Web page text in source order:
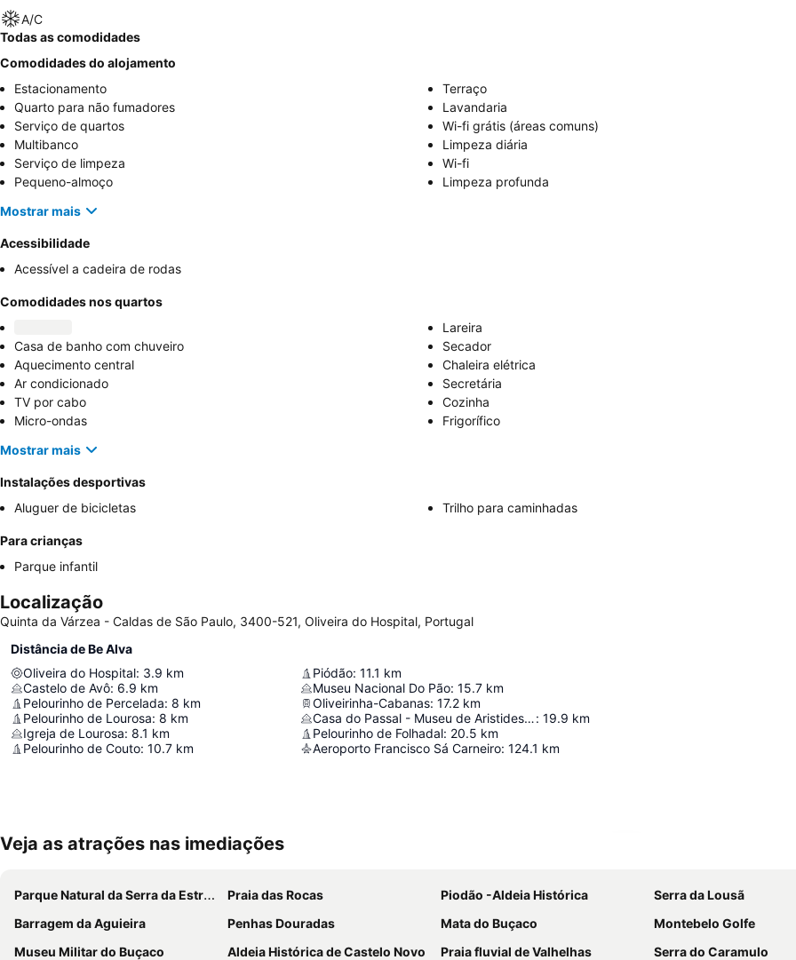
A/C
Todas as comodidades
Comodidades do alojamento
Estacionamento
Terraço
Quarto para não fumadores
Lavandaria
Serviço de quartos
Wi-fi grátis (áreas comuns)
Multibanco
Limpeza diária
Serviço de limpeza
Wi-fi
Pequeno-almoço
Limpeza profunda
Mostrar mais
Acessibilidade
Acessível a cadeira de rodas
Comodidades nos quartos
Lareira
Casa de banho com chuveiro
Secador
Aquecimento central
Chaleira elétrica
Ar condicionado
Secretária
TV por cabo
Cozinha
Micro-ondas
Frigorífico
Mostrar mais
Instalações desportivas
Aluguer de bicicletas
Trilho para caminhadas
Para crianças
Parque infantil
Localização
Quinta da Várzea - Caldas de São Paulo, 3400-521, Oliveira do Hospital, Portugal
Distância de Be Alva
Oliveira do Hospital: 3.9 km
Castelo de Avô: 6.9 km
Pelourinho de Percelada: 8 km
Pelourinho de Lourosa: 8 km
Igreja de Lourosa: 8.1 km
Pelourinho de Couto: 10.7 km
Piódão: 11.1 km
Museu Nacional Do Pão: 15.7 km
Oliveirinha-Cabanas: 17.2 km
Casa do Passal - Museu de Aristides de Sousa Mendes: 19.9 km
Pelourinho de Folhadal: 20.5 km
Aeroporto Francisco Sá Carneiro: 124.1 km
Veja as atrações nas imediações
Parque Natural da Serra da Estrela Praia das Rocas Piodão -Aldeia Histórica
Serra da Lousã
Barragem da Aguieira
Penhas Douradas Mata do Buçaco
Montebelo Golfe
Museu Militar do Buçaco
Aldeia Histórica de Castelo Novo Praia fluvial de Valhelhas
Serra do Caramulo